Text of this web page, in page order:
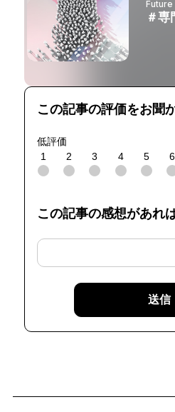
Future
＃専
この記事の評価をお聞
低評価
1
2 3 4 5 6
この記事の感想があれ
送信